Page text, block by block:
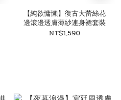
【純欲慵懶】復古大蕾絲花
邊滾邊透膚薄紗連身裙套裝
NT$1,590